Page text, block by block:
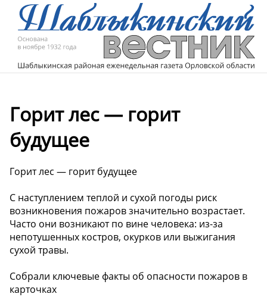
Горит лес — горит
будущее
Горит лес — горит будущее
С наступлением теплой и сухой погоды риск
возникновения пожаров значительно возрастает.
Часто они возникают по вине человека: из-за
непотушенных костров, окурков или выжигания
сухой травы.
Собрали ключевые факты об опасности пожаров в
карточках ️